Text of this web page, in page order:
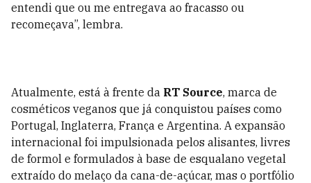
entendi que ou me entregava ao fracasso ou
recomeçava”, lembra.
Atualmente, está à frente da RT Source, marca de
cosméticos veganos que já conquistou países como
Portugal, Inglaterra, França e Argentina. A expansão
internacional foi impulsionada pelos alisantes, livres
de formol e formulados à base de esqualano vegetal
extraído do melaço da cana-de-açúcar, mas o portfólio